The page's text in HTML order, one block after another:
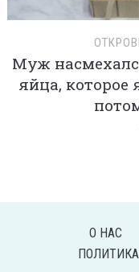
Муж
яйца, которое
О НАС